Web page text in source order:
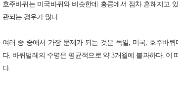
호주바퀴는 미국바퀴와 비슷한데 홍콩에서 점차 흔해지고
관되는 경우가 많다.
여러 종 중에서 가장 문제가 되는 것은 독일, 미국, 호주바
다. 바퀴벌레의 수명은 평균적으로 약 3개월에 불과하다.
다.